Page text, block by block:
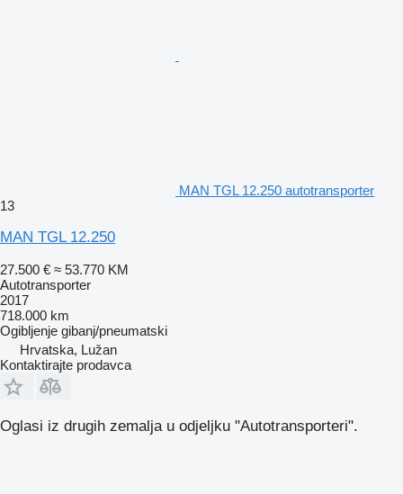
MAN TGL 12.250 autotransporter
13
MAN TGL 12.250
27.500 € ≈ 53.770 KM
Autotransporter
2017
718.000 km
Ogibljenje gibanj/pneumatski
Hrvatska, Lužan
Kontaktirajte prodavca
Oglasi iz drugih zemalja u odjeljku "Autotransporteri".